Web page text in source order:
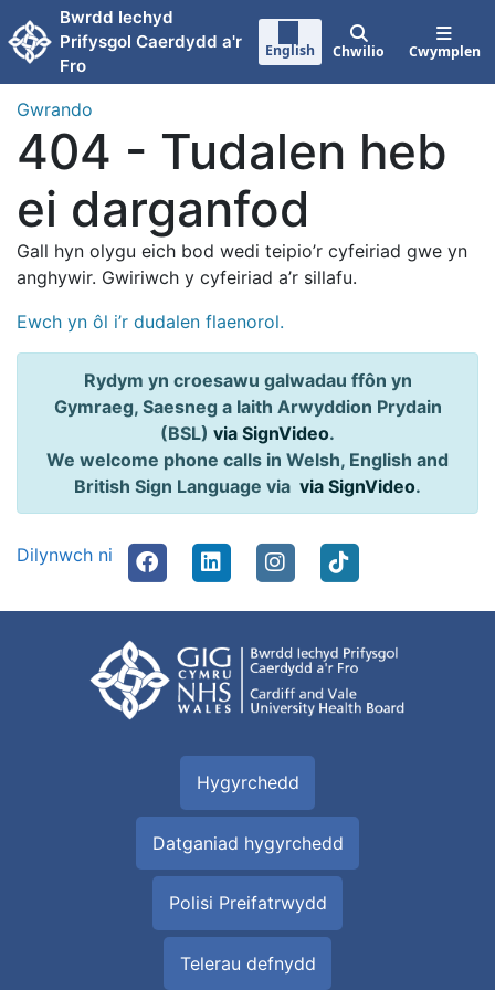
Neidio i'r prif gynnwy
Bwrdd Iechyd
Prifysgol Caerdydd a'r
Fro
English Chwilio Cwymplen
Gwrando
404 - Tudalen heb
ei darganfod
Gall hyn olygu eich bod wedi teipio’r cyfeiriad gwe yn
anghywir. Gwiriwch y cyfeiriad a’r sillafu.
Ewch yn ôl i’r dudalen flaenorol.
Rydym yn croesawu galwadau ffôn yn
Gymraeg, Saesneg a Iaith Arwyddion Prydain
(BSL) via SignVideo.
We welcome phone calls in Welsh, English and
British Sign Language via via SignVideo.
Dilynwch ni
Hygyrchedd
Datganiad hygyrchedd
Polisi Preifatrwydd
Telerau defnydd